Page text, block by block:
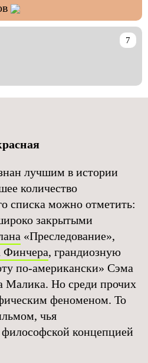
7
лучшим в истории
количество
списка можно отметить:
закрытыми
«Преследование»,
Финчера, грандиозную
по-американски» Сэма
Малика. Но среди прочих
феноменом. То
чья
концепцией